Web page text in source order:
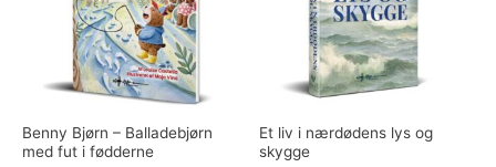
Benny Bjørn – Balladebjørn
med fut i fødderne
Et liv i nærdødens lys og
skygge